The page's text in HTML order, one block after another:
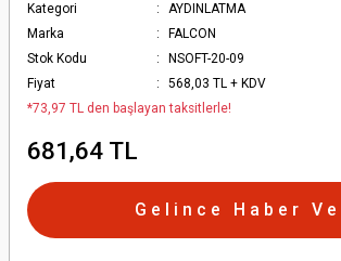
Kategori
AYDINLATMA
Marka
FALCON
Stok Kodu
NSOFT-20-09
Fiyat
568,03 TL + KDV
*73,97 TL den başlayan taksitlerle!
681,64 TL
Gelince Haber